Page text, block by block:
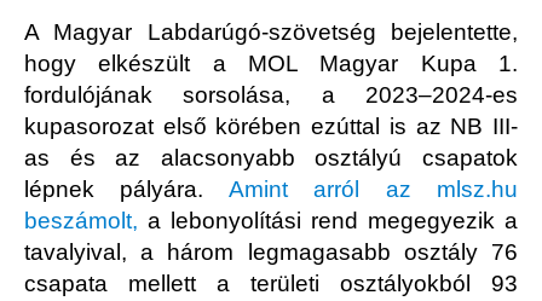
A Magyar Labdarúgó-szövetség bejelentette,
hogy elkészült a MOL Magyar Kupa 1.
fordulójának sorsolása, a 2023–2024-es
kupasorozat első körében ezúttal is az NB III-
as és az alacsonyabb osztályú csapatok
lépnek pályára. Amint arról az mlsz.hu
beszámolt, a lebonyolítási rend megegyezik a
tavalyival, a három legmagasabb osztály 76
csapata mellett a területi osztályokból 93